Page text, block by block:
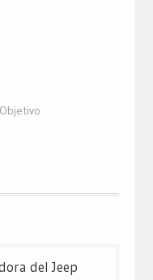
del Jeep